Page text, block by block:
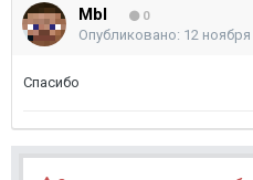
Mbl 0
Опубликовано: 12
Спасибо